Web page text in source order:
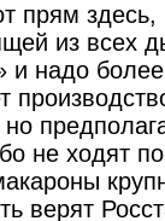
прям
из всех
и надо
не ходят
верят